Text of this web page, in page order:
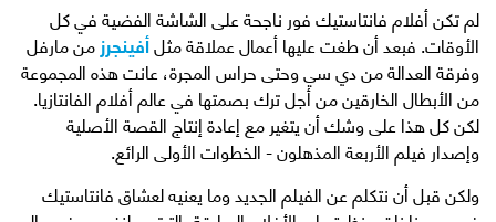
لم تكن أفلام فانتاستيك فور ناجحة على الشاشة الفضية في كل
الأوقات. فبعد أن طغت عليها أعمال عملاقة مثلأفينجرزمن مارفل
وفرقة العدالة من دي سي وحتى حراس المجرة، عانت هذه المجموعة
من الأبطال الخارقين من أجل ترك بصمتها في عالم أفلام الفانتازيا.
لكن كل هذا على وشك أن يتغير مع إعادة إنتاج القصة الأصلية
وإصدار فيلم الأربعة المذهلون - الخطوات الأولى الرائع.
ولكن قبل أن نتكلم عن الفيلم الجديد وما يعنيه لعشاق فانتاستيك